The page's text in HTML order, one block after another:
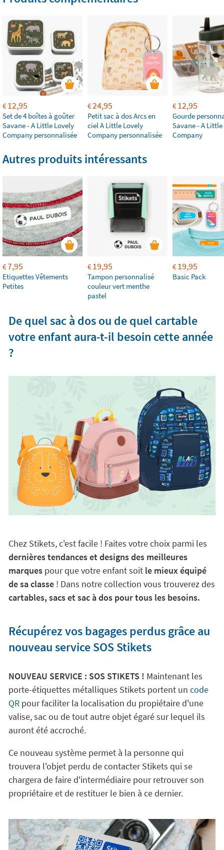
€12,95
Set de 4 boîtes à goûter
Savane - A Little Lovely
Company personnalisée
€24,95
Petit sac à dos Arcs en
ciel A Little Lovely
Company personnalisée
€12,95
Gourde
Savane - A
Company
Autres produits intéressants
€7,95
Etiquettes Vêtements
Petites
€19,95
Tampon personnalisé
couleur vert menthe
pastel
€19,95
Basic Pack
De quel sac à dos ou de quel cartable
votre enfant aura-t-il besoin cette année
?
Chez Stikets, c'est facile ! Faites votre choix parmi les
dernières tendances et designs des meilleures
marquespour que votre enfant soitle mieux équipé
de sa classe! Dans notre collection vous trouverez des
cartables, sacs et sac à dos pour tous les besoins.
Récupérez vos bagages perdus grâce au
nouveau service SOS Stikets
NOUVEAU SERVICE : SOS STIKETS ! Maintenant les
porte-étiquettes métalliques Stikets portent un code
QRpour faciliter la localisation du propiétaire d'une
valise, sac ou de tout autre objet égaré sur lequel ils
auront été accroché.
Ce nouveau système permet à la personne qui
trouvera l'objet perdu de contacter Stikets qui se
chargera de faire d'intermédiaire pour retrouver son
propriétaire et de restituer le bien à ce dernier.